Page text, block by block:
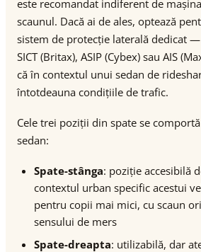
este recomandat indiferent de
scaunul. Dacă ai de ales, optează
sistem de protecție laterală dedicat
SICT (Britax), ASIP (Cybex) sau AIS
că în contextul unui sedan de
întotdeauna condițiile de trafic.
Cele trei poziții din spate se
sedan:
Spate-stânga: poziție accesibilă
contextul urban specific acestui
pentru copii mai mici, cu scaun
sensului de mers
Spate-dreapta: utilizabilă, dar